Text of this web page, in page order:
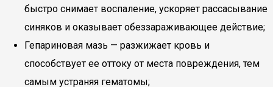
быстро снимает воспаление, ускоряет рассасывание
синяков и оказывает обеззараживающее действие;
Гепариновая мазь — разжижает кровь и
способствует ее оттоку от места повреждения, тем
самым устраняя гематомы;